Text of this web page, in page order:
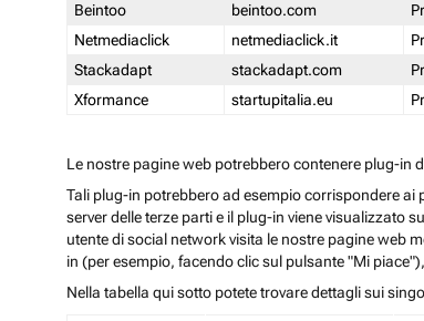
Beintoo
beintoo.com
Netmediaclick
netmediaclick.it
Stackadapt
stackadapt.com
Xformance
startupitalia.eu
Le nostre pagine web potrebbero contenere plug-in
Tali plug-in potrebbero ad esempio corrispondere
server delle terze parti e il plug-in viene visualizzato
utente di social network visita le nostre pagine web
in (per esempio, facendo clic sul pulsante "Mi
Nella tabella qui sotto potete trovare dettagli sui